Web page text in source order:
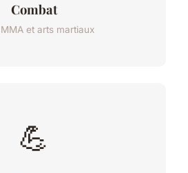
Combat
et arts martiaux
💪